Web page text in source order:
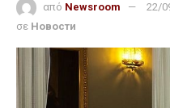
από Newsroom
22/
σε Новости